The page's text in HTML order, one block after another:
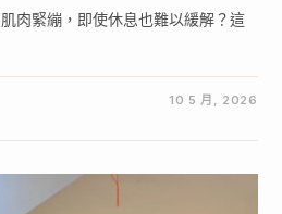
肉緊繃，即使休息也難以緩解？這
10 5 月, 2026